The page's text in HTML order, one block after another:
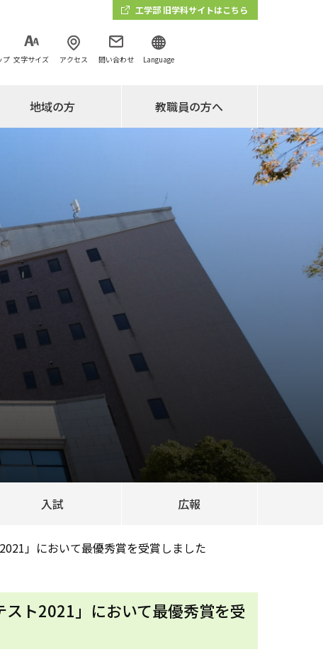
プ 文字サイズ アクセス 問い合わせ Language
工学部 旧学科サイトはこちら
地域の方 教職員の方へ
入試 広報
」において最優秀賞を受賞しました
ト2021」において最優秀賞を受